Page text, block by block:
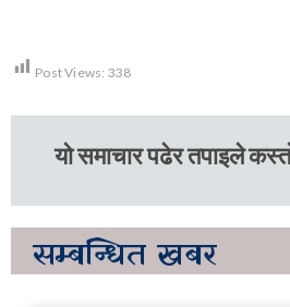
Post Views: 338
यो समाचार पढेर तपाइले
सम्बन्धित खबर